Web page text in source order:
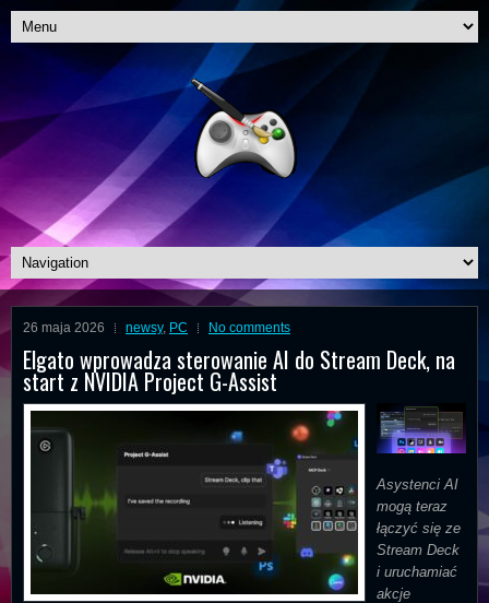
26 maja 2026 newsy, PC No comments
Elgato wprowadza sterowanie AI do Stream Deck, na
start z NVIDIA Project G-Assist
Asystenci AI
mogą teraz
łączyć się ze
Stream Deck
i uruchamiać
akcje